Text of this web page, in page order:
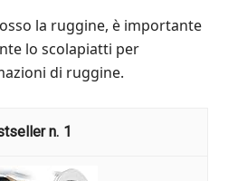
la ruggine, è importante
lo scolapiatti per
di ruggine.
1